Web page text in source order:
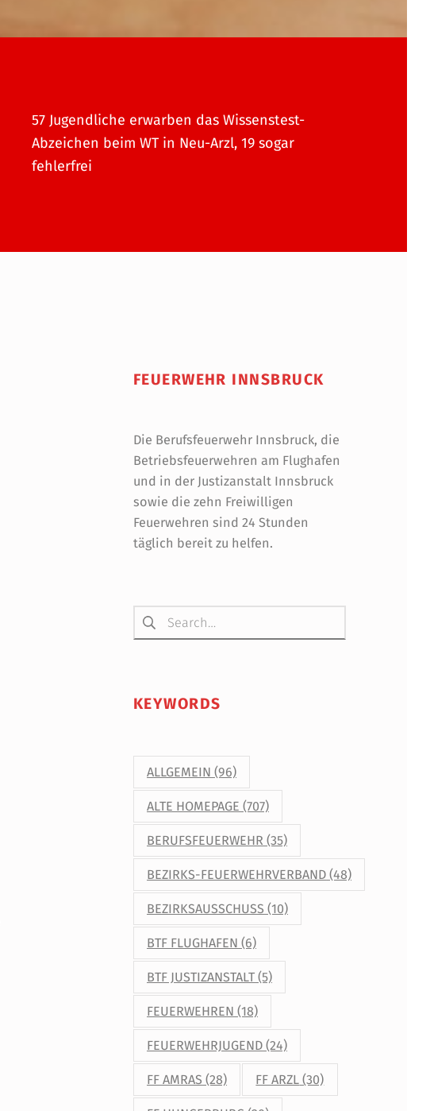
57 Jugendliche erwarben das Wissenstest-
Abzeichen beim WT in Neu-Arzl, 19 sogar
fehlerfrei
FEUERWEHR INNSBRUCK
Die Berufsfeuerwehr Innsbruck, die
Betriebsfeuerwehren am Flughafen
und in der Justizanstalt Innsbruck
sowie die zehn Freiwilligen
Feuerwehren sind 24 Stunden
täglich bereit zu helfen.
Suchen nach:
KEYWORDS
ALLGEMEIN (96)
ALTE HOMEPAGE (707)
BERUFSFEUERWEHR (35)
BEZIRKS-FEUERWEHRVERBAND (48)
BEZIRKSAUSSCHUSS (10)
BTF FLUGHAFEN (6)
BTF JUSTIZANSTALT (5)
FEUERWEHREN (18)
FEUERWEHRJUGEND (24)
FF AMRAS (28) FF ARZL (30)